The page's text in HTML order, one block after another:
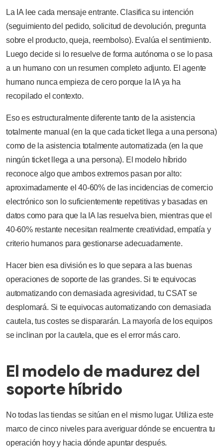
La IA lee cada mensaje entrante. Clasifica su intención
(seguimiento del pedido, solicitud de devolución, pregunta
sobre el producto, queja, reembolso). Evalúa el sentimiento.
Luego decide si lo resuelve de forma autónoma o se lo pasa
a un humano con un resumen completo adjunto. El agente
humano nunca empieza de cero porque la IA ya ha
recopilado el contexto.
Eso es estructuralmente diferente tanto de la asistencia
totalmente manual (en la que cada ticket llega a una persona)
como de la asistencia totalmente automatizada (en la que
ningún ticket llega a una persona). El modelo híbrido
reconoce algo que ambos extremos pasan por alto:
aproximadamente el 40-60% de las incidencias de comercio
electrónico son lo suficientemente repetitivas y basadas en
datos como para que la IA las resuelva bien, mientras que el
40-60% restante necesitan realmente creatividad, empatía y
criterio humanos para gestionarse adecuadamente.
Hacer bien esa división es lo que separa a las buenas
operaciones de soporte de las grandes. Si te equivocas
automatizando con demasiada agresividad, tu CSAT se
desplomará. Si te equivocas automatizando con demasiada
cautela, tus costes se dispararán. La mayoría de los equipos
se inclinan por la cautela, que es el error más caro.
El modelo de madurez del
soporte híbrido
No todas las tiendas se sitúan en el mismo lugar. Utiliza este
marco de cinco niveles para averiguar dónde se encuentra tu
operación hoy y hacia dónde apuntar después.